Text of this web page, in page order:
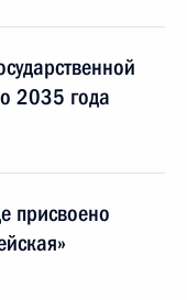
2035 года
присвоено